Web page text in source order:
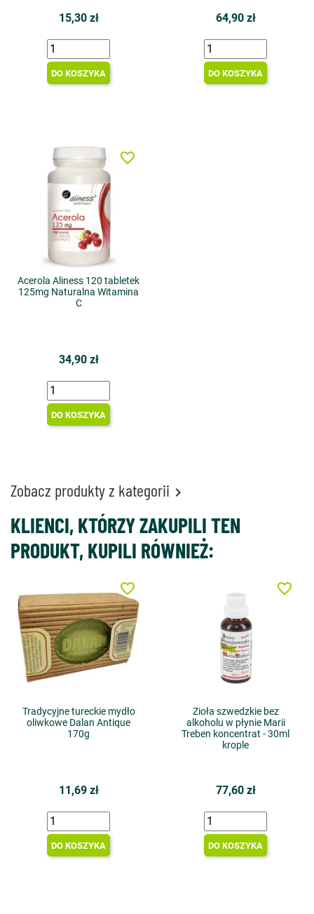
15,30 zł
DO KOSZYKA
64,90 zł
DO KOSZYKA
Acerola Aliness 120 tabletek
125mg Naturalna Witamina
C
34,90 zł
DO KOSZYKA
favorite_border
Zobacz produkty z kategorii 
KLIENCI, KTÓRZY ZAKUPILI TEN
PRODUKT, KUPILI RÓWNIEŻ:
Tradycyjne tureckie mydło
oliwkowe Dalan Antique
170g
11,69 zł
DO KOSZYKA
favorite_border
Zioła szwedzkie bez
alkoholu w płynie Marii
Treben koncentrat - 30ml
krople
77,60 zł
DO KOSZYKA
favorite_border